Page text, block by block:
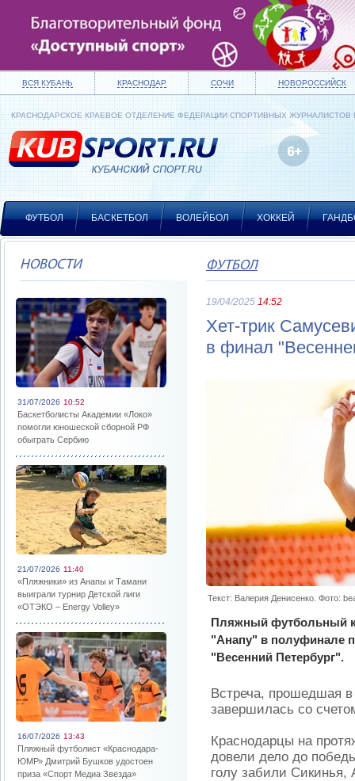
ВСЯ КУБАНЬ КРАСНОДАР СОЧИ НОВОРОССИЙСК
КРАСНОДАРСКОЕ КРАЕВОЕ ОТДЕЛЕНИЕ ФЕДЕРАЦИИ СПОРТИВНЫХ ЖУРНАЛИСТОВ
ФУТБОЛ БАСКЕТБОЛ ВОЛЕЙБОЛ ХОККЕЙ
НОВОСТИ
31/07/2026 10:52
Баскетболисты Академии «Локо»
помогли юношеской сборной РФ
обыграть Сербию
21/07/2026 11:40
«Пляжники» из Анапы и Тамани
выиграли турнир Детской лиги
«ОТЭКО – Energy Volley»
16/07/2026 13:43
Пляжный футболист «Краснодара-
ЮМР» Дмитрий Бушков удостоен
приза «Спорт Медиа Звезда»
ФУТБОЛ
19/04/2025 14:52
Хет-трик
в финал
Текст: Валерия Денисенко. Фото:
Пляжный футбольный
"Анапу" в полуфинале
"Весенний Петербург".
Встреча, прошедшая
завершилась со
Краснодарцы на
довели дело до
голу забили